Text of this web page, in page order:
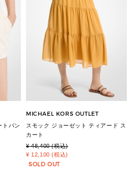
トパン
MICHAEL KORS OUTLET
スモック ジョーゼット ティアード ス
カート
¥ 48,400 (税込)
¥ 12,100 (税込)
SOLD OUT